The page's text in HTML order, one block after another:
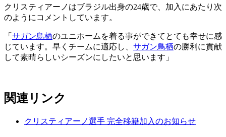
クリスティアーノはブラジル出身の24歳で、加入にあたり次
のようにコメントしています。
「 サガン鳥栖のユニホームを着る事ができてとても幸せに感
じています。早くチームに適応し、 サガン鳥栖の勝利に貢献
して素晴らしいシーズンにしたいと思います」
関連リンク
クリスティアーノ選手 完全移籍加入のお知らせ